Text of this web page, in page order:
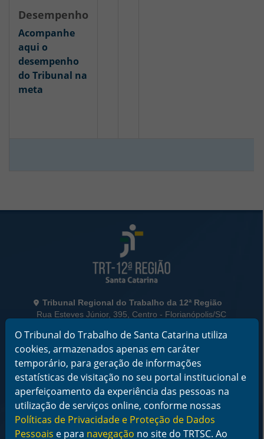
Desempenho
Acompanhe
aqui o
desempenho
do Tribunal na
meta
Informações de Contato
Tribunal Regional do Trabalho da 12ª Região
Rua Esteves Júnior, 395, Centro - Florianópolis/SC
CNPJ 02.482.005/0001-23
Horário de Funcionamento:
De segunda a sexta-feira das 12 às 18 horas
Telefone: (48) 3216-4000
Links Rápidos
Institucional
O Tribunal do Trabalho de Santa Catarina utiliza
cookies, armazenados apenas em caráter
temporário, para geração de informações
estatísticas de visitação no seu portal institucional e
aperfeiçoamento da experiência das pessoas na
utilização de serviços online, conforme nossas
Políticas de Privacidade e Proteção de Dados
Pessoais e para navegação no site do TRTSC. Ao